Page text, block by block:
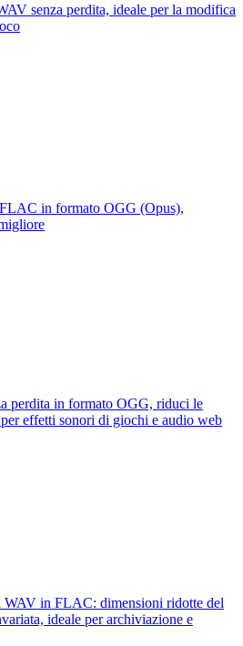
senza perdita, ideale per la modifica
in formato OGG (Opus),
perdita in formato OGG, riduci le
effetti sonori di giochi e audio web
WAV in FLAC: dimensioni ridotte del
ideale per archiviazione e